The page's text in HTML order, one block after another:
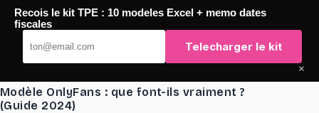
Passer
contenu
TaqTaq
Modèle OnlyFans : que font-ils vraiment ?
(Guide 2024)
Recois le kit TPE : 10 modeles Excel + memo dates
fiscales
Telecharger le kit
×